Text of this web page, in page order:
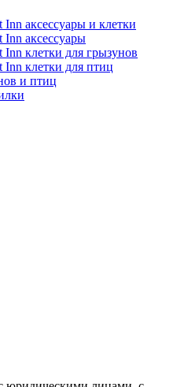
аксессуары и клетки
аксессуары
клетки для грызунов
Inn клетки для птиц
и птиц